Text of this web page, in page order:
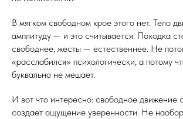
В мягком свободном крое этого нет. Тело
амплитуду — и это считывается. Походка
свободнее, жесты — естественнее. Не
«расслабился» психологически, а потому
буквально не мешает.
И вот что интересно: свободное движение
создаёт ощущение уверенности. Не